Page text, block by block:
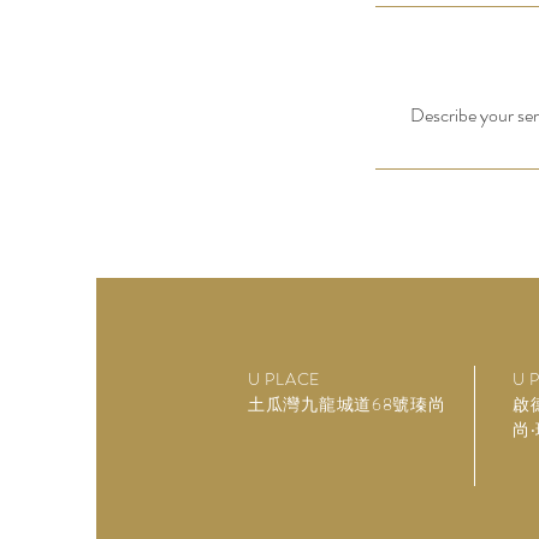
Describe your
U PLACE
土瓜灣九龍城道68號瑧尚
U
啟
尚